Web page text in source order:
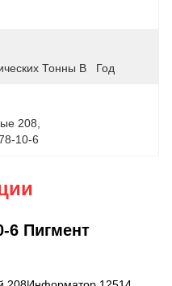
Тонны В   Год
208
10-6
6 Пигмент